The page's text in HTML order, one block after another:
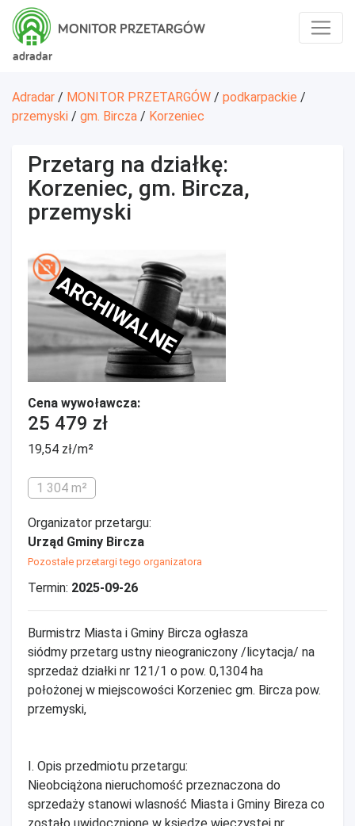
adradar
MONITOR PRZETARGÓW
Adradar / MONITOR PRZETARGÓW / podkarpackie /
przemyski / gm. Bircza / Korzeniec
Przetarg na działkę:
Korzeniec, gm. Bircza,
przemyski
ARCHIWALNE
Cena wywoławcza:
25 479 zł
19,54 zł/m²
1 304 m²
Organizator przetargu:
Urząd Gminy Bircza
Pozostałe przetargi tego organizatora
Termin: 2025-09-26
Burmistrz Miasta i Gminy Bircza ogłasza
siódmy przetarg ustny nieograniczony /licytacja/ na
sprzedaż działki nr 121/1 o pow. 0,1304 ha
położonej w miejscowości Korzeniec gm. Bircza pow.
przemyski,
I. Opis przedmiotu przetargu:
Nieobciążona nieruchomość przeznaczona do
sprzedaży stanowi wlasność Miasta i Gminy Bireza co
zostało uwidocznione w księdze wieczystej nr